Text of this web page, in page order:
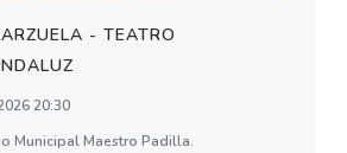
- TEATRO
20:30
Municipal Maestro Padilla.